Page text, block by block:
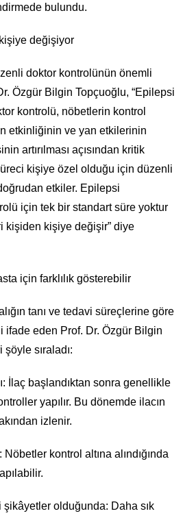
bulundu.
değişiyor
doktor kontrolünün önemli
Özgür Bilgin Topçuoğlu, “Epilepsi
kontrolü, nöbetlerin kontrol
etkinliğinin ve yan etkilerinin
artırılması açısından kritik
kişiye özel olduğu için düzenli
etkiler. Epilepsi
için tek bir standart süre yoktur
kişiden kişiye değişir” diye
için farklılık gösterebilir
tanı ve tedavi süreçlerine göre
ifade eden Prof. Dr. Özgür Bilgin
sıraladı:
İlaç başlandıktan sonra genellikle
yapılır. Bu dönemde ilacın
izlenir.
kontrol altına alındığında
şikâyetler olduğunda: Daha sık